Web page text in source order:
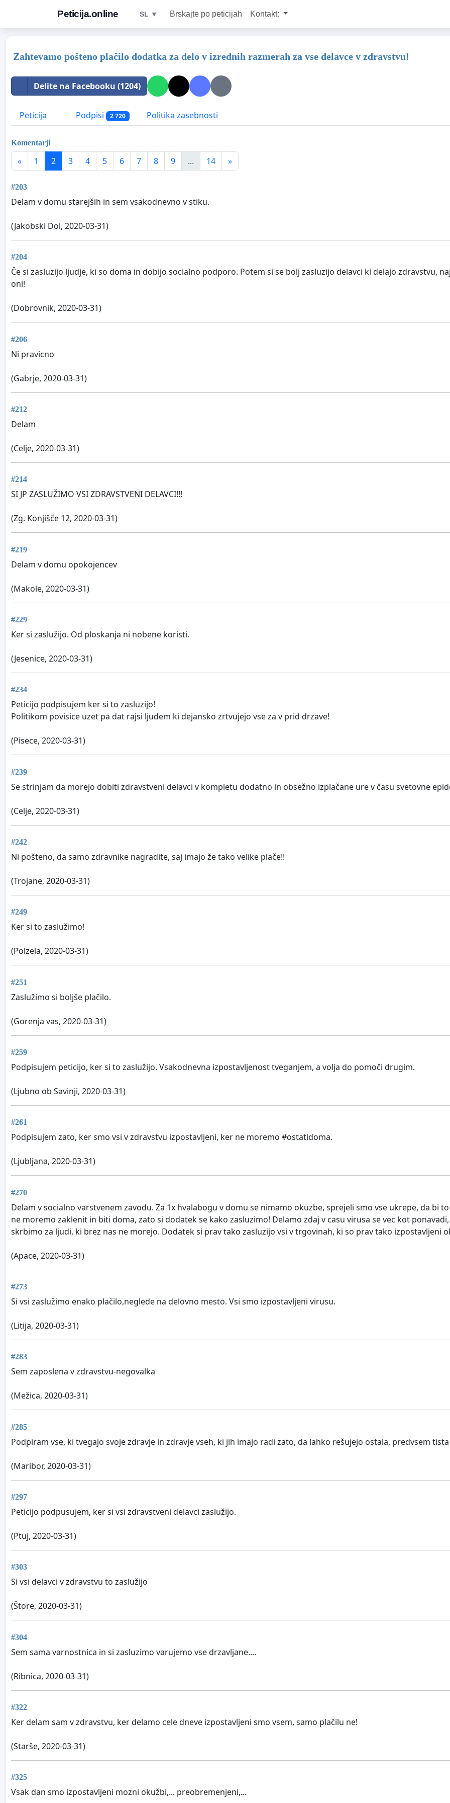
Peticija.online SL ▼ Brskajte po peticijah Kontakt:
Zahtevamo pošteno plačilo dodatka za delo v izrednih razmerah za vse delavce v zdravstvu!
Delite na Facebooku (1204)
Peticija Podpisi 2 720 Politika zasebnosti
Komentarji
« 1 2 3 4 5 6 7 8 9 ... 14 »
#203
Delam v domu starejših in sem vsakodnevno v stiku.
(Jakobski Dol, 2020-03-31)
#204
Če si zasluzijo ljudje, ki so doma in dobijo socialno podporo. Potem si se bolj zasluzijo delavci ki delajo zdravstvu,
oni!
(Dobrovnik, 2020-03-31)
#206
Ni pravicno
(Gabrje, 2020-03-31)
#212
Delam
(Celje, 2020-03-31)
#214
SI JP ZASLUŽIMO VSI ZDRAVSTVENI DELAVCI!!!
(Zg. Konjišče 12, 2020-03-31)
#219
Delam v domu opokojencev
(Makole, 2020-03-31)
#229
Ker si zaslužijo. Od ploskanja ni nobene koristi.
(Jesenice, 2020-03-31)
#234
Peticijo podpisujem ker si to zasluzijo!
Politikom povisice uzet pa dat rajsi ljudem ki dejansko zrtvujejo vse za v prid drzave!
(Pisece, 2020-03-31)
#239
Se strinjam da morejo dobiti zdravstveni delavci v kompletu dodatno in obsežno izplačane ure v času svetovne
(Celje, 2020-03-31)
#242
Ni pošteno, da samo zdravnike nagradite, saj imajo že tako velike plače!!
(Trojane, 2020-03-31)
#249
Ker si to zaslužimo!
(Polzela, 2020-03-31)
#251
Zaslužimo si boljše plačilo.
(Gorenja vas, 2020-03-31)
#259
Podpisujem peticijo, ker si to zaslužijo. Vsakodnevna izpostavljenost tveganjem, a volja do pomoči drugim.
(Ljubno ob Savinji, 2020-03-31)
#261
Podpisujem zato, ker smo vsi v zdravstvu izpostavljeni, ker ne moremo #ostatidoma.
(Ljubljana, 2020-03-31)
#270
Delam v socialno varstvenem zavodu. Za 1x hvalabogu v domu se nimamo okuzbe, sprejeli smo vse ukrepe, da bi
ne moremo zaklenit in biti doma, zato si dodatek se kako zasluzimo! Delamo zdaj v casu virusa se vec kot
skrbimo za ljudi, ki brez nas ne morejo. Dodatek si prav tako zasluzijo vsi v trgovinah, ki so prav tako izpostavljeni
(Apace, 2020-03-31)
#273
Si vsi zaslužimo enako plačilo,neglede na delovno mesto. Vsi smo izpostavljeni virusu.
(Litija, 2020-03-31)
#283
Sem zaposlena v zdravstvu-negovalka
(Mežica, 2020-03-31)
#285
Podpiram vse, ki tvegajo svoje zdravje in zdravje vseh, ki jih imajo radi zato, da lahko rešujejo ostala, predvsem
(Maribor, 2020-03-31)
#297
Peticijo podpusujem, ker si vsi zdravstveni delavci zaslužijo.
(Ptuj, 2020-03-31)
#303
Si vsi delavci v zdravstvu to zaslužijo
(Štore, 2020-03-31)
#304
Sem sama varnostnica in si zasluzimo varujemo vse drzavljane....
(Ribnica, 2020-03-31)
#322
Ker delam sam v zdravstvu, ker delamo cele dneve izpostavljeni smo vsem, samo plačilu ne!
(Starše, 2020-03-31)
#325
Vsak dan smo izpostavljeni mozni okužbi,... preobremenjeni,...